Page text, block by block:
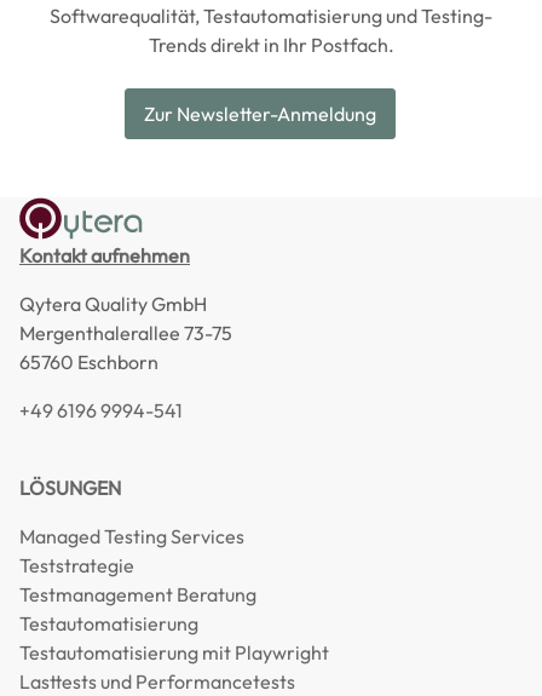
Softwarequalität, Testautomatisierung und Testing-
Trends direkt in Ihr Postfach.
Zur Newsletter-Anmeldung
Kontakt aufnehmen
Qytera Quality GmbH
Mergenthalerallee 73-75
65760 Eschborn
+49 6196 9994-541
LÖSUNGEN
Managed Testing Services
Teststrategie
Testmanagement Beratung
Testautomatisierung
Testautomatisierung mit Playwright
Lasttests und Performancetests